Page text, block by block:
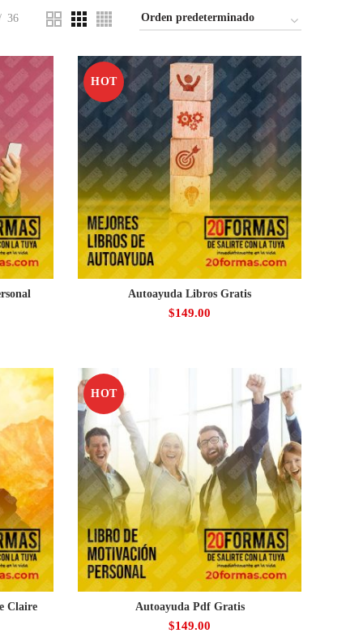
36
HOT
Autoayuda Libros Gratis
$149.00
Claire
HOT
Autoayuda Pdf Gratis
$149.00